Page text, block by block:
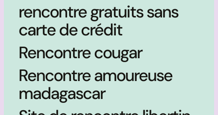
rencontre gratuits sans
carte de crédit
Rencontre cougar
Rencontre amoureuse
madagascar